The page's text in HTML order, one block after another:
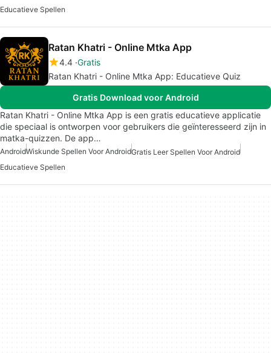
Educatieve Spellen
Ratan Khatri - Online Mtka App
4.4 Gratis
Ratan Khatri - Online Mtka App: Educatieve Quiz
Gratis Download voor Android
Ratan Khatri - Online Mtka App is een gratis educatieve applicatie
die speciaal is ontworpen voor gebruikers die geïnteresseerd zijn in
matka-quizzen. De app…
AndroidWiskunde Spellen Voor AndroidGratis Leer Spellen Voor Android
Educatieve Spellen